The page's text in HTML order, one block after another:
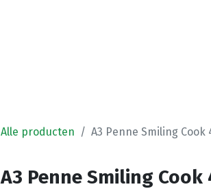
Alle producten A3 Penne Smiling Cook
A3 Penne Smiling Cook